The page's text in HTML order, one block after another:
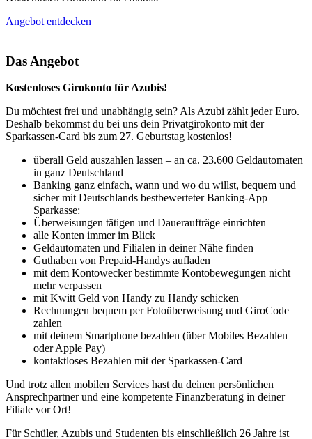
Angebot entdecken
Das Angebot
Kostenloses Girokonto für Azubis!
Du möchtest frei und unabhängig sein? Als Azubi zählt jeder Euro.
Deshalb bekommst du bei uns dein Privatgirokonto mit der
Sparkassen-Card bis zum 27. Geburtstag kostenlos!
überall Geld auszahlen lassen – an ca. 23.600 Geldautomaten
in ganz Deutschland
Banking ganz einfach, wann und wo du willst, bequem und
sicher mit Deutschlands bestbewerteter Banking-App
Sparkasse:
Überweisungen tätigen und Daueraufträge einrichten
alle Konten immer im Blick
Geldautomaten und Filialen in deiner Nähe finden
Guthaben von Prepaid-Handys aufladen
mit dem Kontowecker bestimmte Kontobewegungen nicht
mehr verpassen
mit Kwitt Geld von Handy zu Handy schicken
Rechnungen bequem per Fotoüberweisung und GiroCode
zahlen
mit deinem Smartphone bezahlen (über Mobiles Bezahlen
oder Apple Pay)
kontaktloses Bezahlen mit der Sparkassen-Card
Und trotz allen mobilen Services hast du deinen persönlichen
Ansprechpartner und eine kompetente Finanzberatung in deiner
Filiale vor Ort!
Für Schüler, Azubis und Studenten bis einschließlich 26 Jahre ist